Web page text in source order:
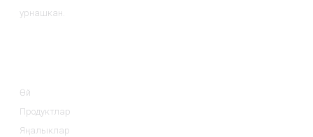
урнашкан.
Өй
Продуктлар
Яңалыклар